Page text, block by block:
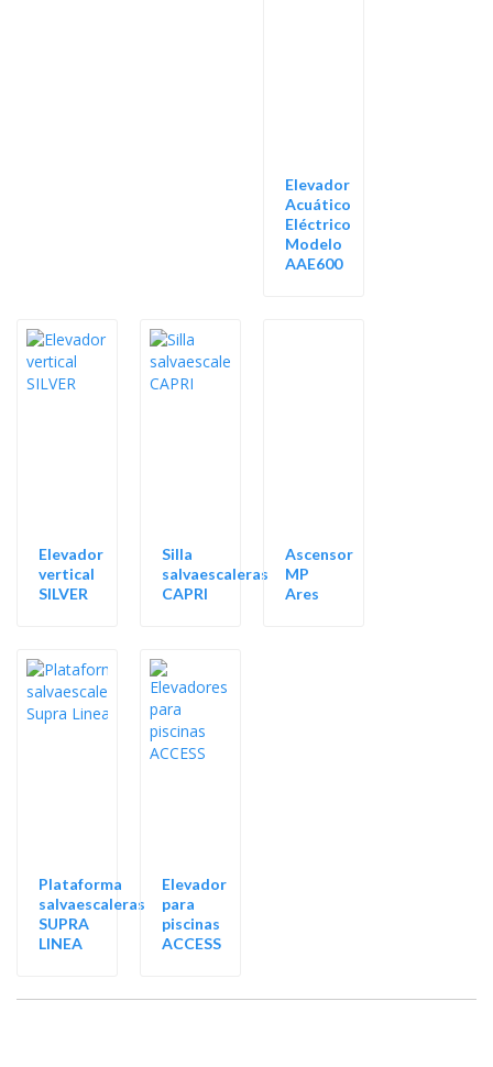
Elevador
Acuático
Eléctrico
Modelo
AAE600
Elevador
vertical
SILVER
Silla
salvaescaleras
CAPRI
Ascensor
MP
Ares
Plataforma
salvaescaleras
SUPRA
LINEA
Elevador
para
piscinas
ACCESS